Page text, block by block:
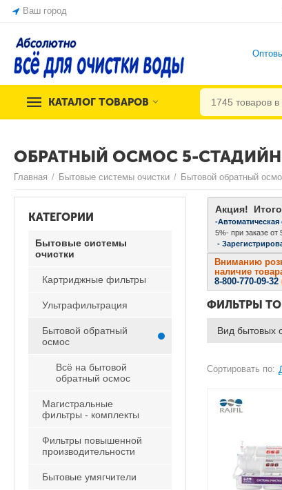
Ваш город
КАТАЛОГ ТОВАРОВ
ОБРАТНЫЙ ОСМОС 5-
Главная / Бытовые системы очистки / Бытовой обратный
КАТЕГОРИИ
Бытовые системы
очистки
Картриджные фильтры
Ультрафильтрация
Бытовой обратный
осмос
Всё на бытовой
обратный осмос
Магистральные
фильтры - комплекты
Фильтры повышенной
производительности
Бытовые умягчители
Акция!
-
5%- при заказе от
-
Вниманию
наличие
8-800-770-09-32
ФИЛЬТРЫ
Вид бытовых
Сортировать по: